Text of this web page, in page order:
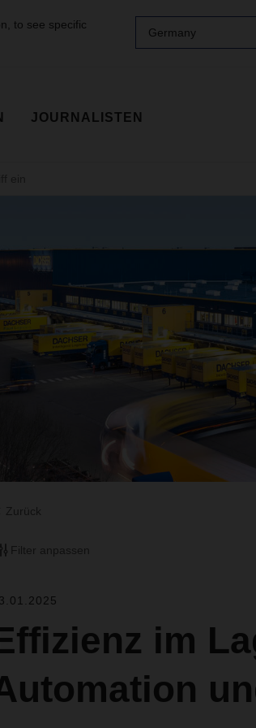
to see specific
Germany
JOURNALISTEN
Zurück
Filter anpassen
im